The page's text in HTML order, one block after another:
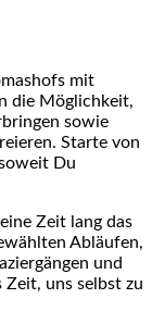
mit
die Möglichkeit,
sowie
Starte von
Du
Zeit lang das
Abläufen,
und
uns selbst zu